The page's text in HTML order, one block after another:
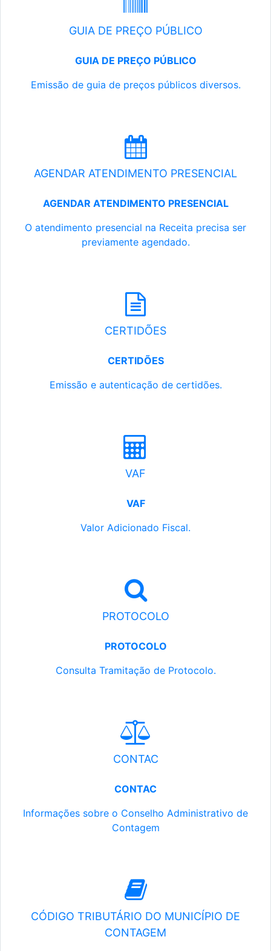
GUIA DE PREÇO PÚBLICO
GUIA DE PREÇO PÚBLICO
Emissão de guia de preços públicos diversos.
AGENDAR ATENDIMENTO PRESENCIAL
AGENDAR ATENDIMENTO PRESENCIAL
O atendimento presencial na Receita precisa ser
previamente agendado.
CERTIDÕES
CERTIDÕES
Emissão e autenticação de certidões.
VAF
VAF
Valor Adicionado Fiscal.
PROTOCOLO
PROTOCOLO
Consulta Tramitação de Protocolo.
CONTAC
CONTAC
Informações sobre o Conselho Administrativo de
Contagem
CÓDIGO TRIBUTÁRIO DO MUNICÍPIO DE
CONTAGEM